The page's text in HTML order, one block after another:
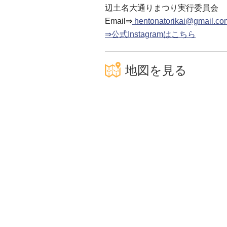
辺土名大通りまつり実行委員会
Email⇒
⇒公式Instagramはこちら
地図を見る